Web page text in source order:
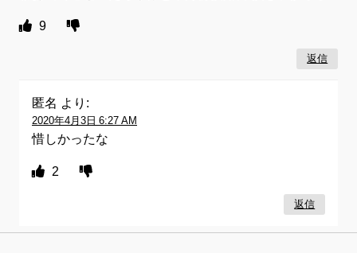
9
返信
匿名 より:
2020年4月3日 6:27 AM
惜しかったな
2
返信